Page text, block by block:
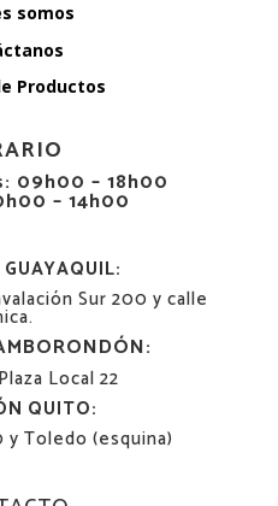
somos
Productos
09h00 – 18h00
– 14h00
Sur 200 y calle
Local 22
QUITO:
y Toledo (esquina)